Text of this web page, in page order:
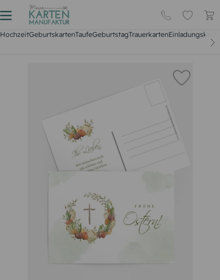
HochzeitGeburtskartenTaufeGeburtstagTrauerkarten